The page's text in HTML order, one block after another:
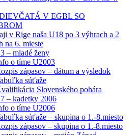
V EGBL SO
v Rige naša U18 po 3 výhrach a 2
na 6. mieste
– mladé ženy
o tíme U2003
zápasov – dátum a výsledok
súťaže
Slovenského pohára
– kadetky 2006
o tíme U2006
súťaže – skupina o 1.-8.miesto
zápasov – skupina o 1.-8.miesto